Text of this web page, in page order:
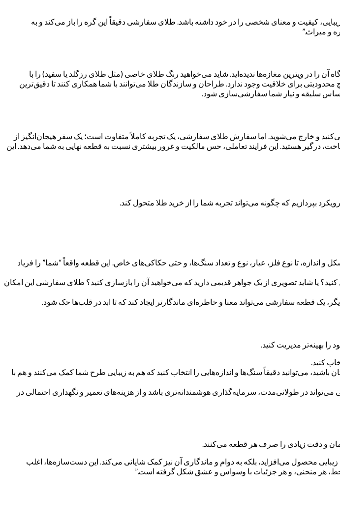
کیفیت و معنای شخصی را در خود داشته باشد. طلای سفارشی دقیقاً این گره را باز می‌کند و به
و میراث.”
را در ویترین مغازه‌ها ندیده‌اید. شاید می‌خواهید رنگ طلای خاصی (مثل طلای رزگلد یا سفید) را با
برای خلاقیت وجود ندارد. طراحان و سازندگان طلا می‌توانند با شما همکاری کنند تا دقیق‌ترین
اساس سلیقه و نیاز شما سفارشی‌سازی شود.
و خارج می‌شوید. اما سفارش طلای سفارشی، یک تجربه کاملاً متفاوت است؛ یک سفر هیجان‌انگیز از
درگیر هستید. این فرایند تعاملی، حس مالکیت و غرور بیشتری نسبت به قطعه نهایی به شما می‌دهد. این
بپردازیم که چگونه می‌تواند تجربه شما را از خرید طلا متحول کند.
اندازه، تا نوع فلز، عیار، نوع و تعداد سنگ‌ها، و حتی حکاکی‌های خاص. این قطعه واقعاً “شما” را فریاد
یا شاید تصویری از یک جواهر قدیمی دارید که می‌خواهید آن را بازسازی کنید؟ طلای سفارشی این امکان
یک قطعه سفارشی می‌تواند معنا و خاطره‌ای ماندگارتر ایجاد کند که تا ابد در قلب‌ها حک شود.
بهینه‌تر مدیریت کنید.
می‌توانید دقیقاً سنگ‌ها و اندازه‌هایی را انتخاب کنید که هم به زیبایی طرح شما کمک می‌کنند و هم با
در طولانی‌مدت، سرمایه‌گذاری هوشمندانه‌تری باشد و از هزینه‌های تعمیر و نگهداری احتمالی در
و دقت زیادی را صرف هر قطعه می‌کنند.
محصول می‌افزاید، بلکه به دوام و ماندگاری آن نیز کمک شایانی می‌کند. این دست‌سازه‌ها، اغلب
خط، هر منحنی، و هر جزئیات با وسواس و عشق شکل گرفته است.”